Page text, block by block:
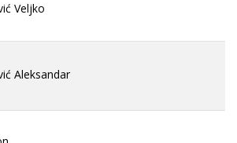
Veljko
Aleksandar